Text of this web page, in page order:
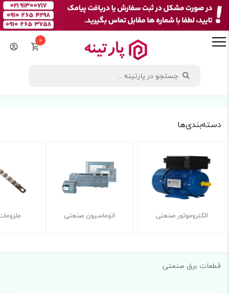
0
دسته‌بندی‌ها
الکتروموتور صنعتی اتوماسیون صنعتی
قطعات برق صنعتی